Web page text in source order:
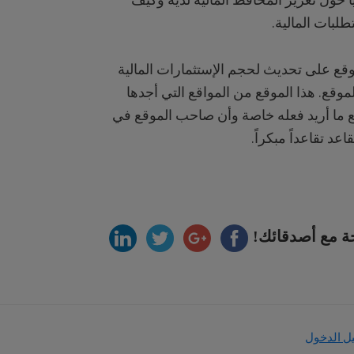
المالية.
على تحديث لحجم الإستثمارات المالية
هذا الموقع من المواقع التي أجدها
ما أريد فعله خاصة وأن صاحب الموقع في
تقاعداً مبكراً.
مع أصدقائك!
الدخول